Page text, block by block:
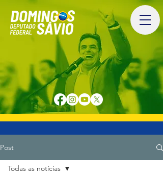
Post
Todas as notícias